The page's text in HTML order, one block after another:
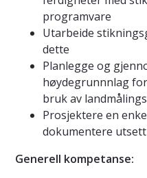
programvare
Utarbeide
dette
Planlegge og
høydegrunnnlag
bruk av
Prosjektere en
dokumentere
Generell kompetanse: